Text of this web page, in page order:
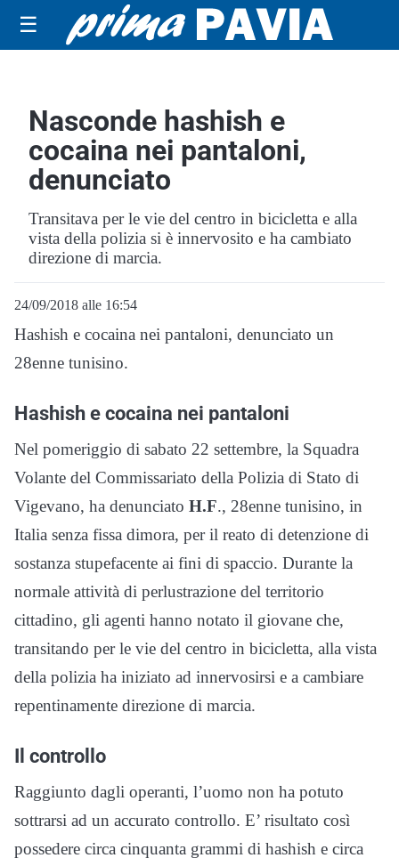
☰
Nasconde hashish e
cocaina nei pantaloni,
denunciato
Transitava per le vie del centro in bicicletta e alla
vista della polizia si è innervosito e ha cambiato
direzione di marcia.
24/09/2018 alle 16:54
Hashish e cocaina nei pantaloni, denunciato un
28enne tunisino.
Hashish e cocaina nei pantaloni
Nel pomeriggio di sabato 22 settembre, la Squadra
Volante del Commissariato della Polizia di Stato di
Vigevano, ha denunciato H.F., 28enne tunisino, in
Italia senza fissa dimora, per il reato di detenzione di
sostanza stupefacente ai fini di spaccio. Durante la
normale attività di perlustrazione del territorio
cittadino, gli agenti hanno notato il giovane che,
transitando per le vie del centro in bicicletta, alla vista
della polizia ha iniziato ad innervosirsi e a cambiare
repentinamente direzione di marcia.
Il controllo
Raggiunto dagli operanti, l’uomo non ha potuto
sottrarsi ad un accurato controllo. E’ risultato così
possedere circa cinquanta grammi di hashish e circa